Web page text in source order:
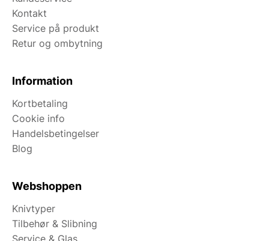
Kontakt
Service på produkt
Retur og ombytning
Information
Kortbetaling
Cookie info
Handelsbetingelser
Blog
Webshoppen
Knivtyper
Tilbehør & Slibning
Service & Glas